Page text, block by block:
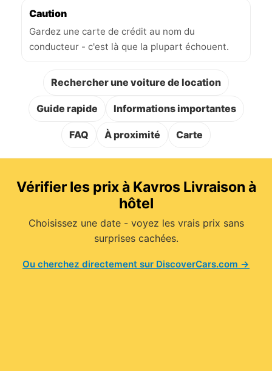
Caution
Gardez une carte de crédit au nom du
conducteur - c'est là que la plupart échouent.
Rechercher une voiture de location
Guide rapide Informations importantes
FAQ À proximité Carte
Vérifier les prix à Kavros Livraison à
hôtel
Choisissez une date - voyez les vrais prix sans
surprises cachées.
Ou cherchez directement sur DiscoverCars.com →